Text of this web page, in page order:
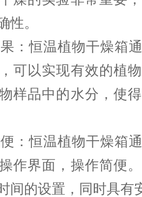
性。
：恒温植物干燥箱
可以实现有效的植
样品中的水分，使
：恒温植物干燥箱
作界面，操作简便
间的设置，同时具有